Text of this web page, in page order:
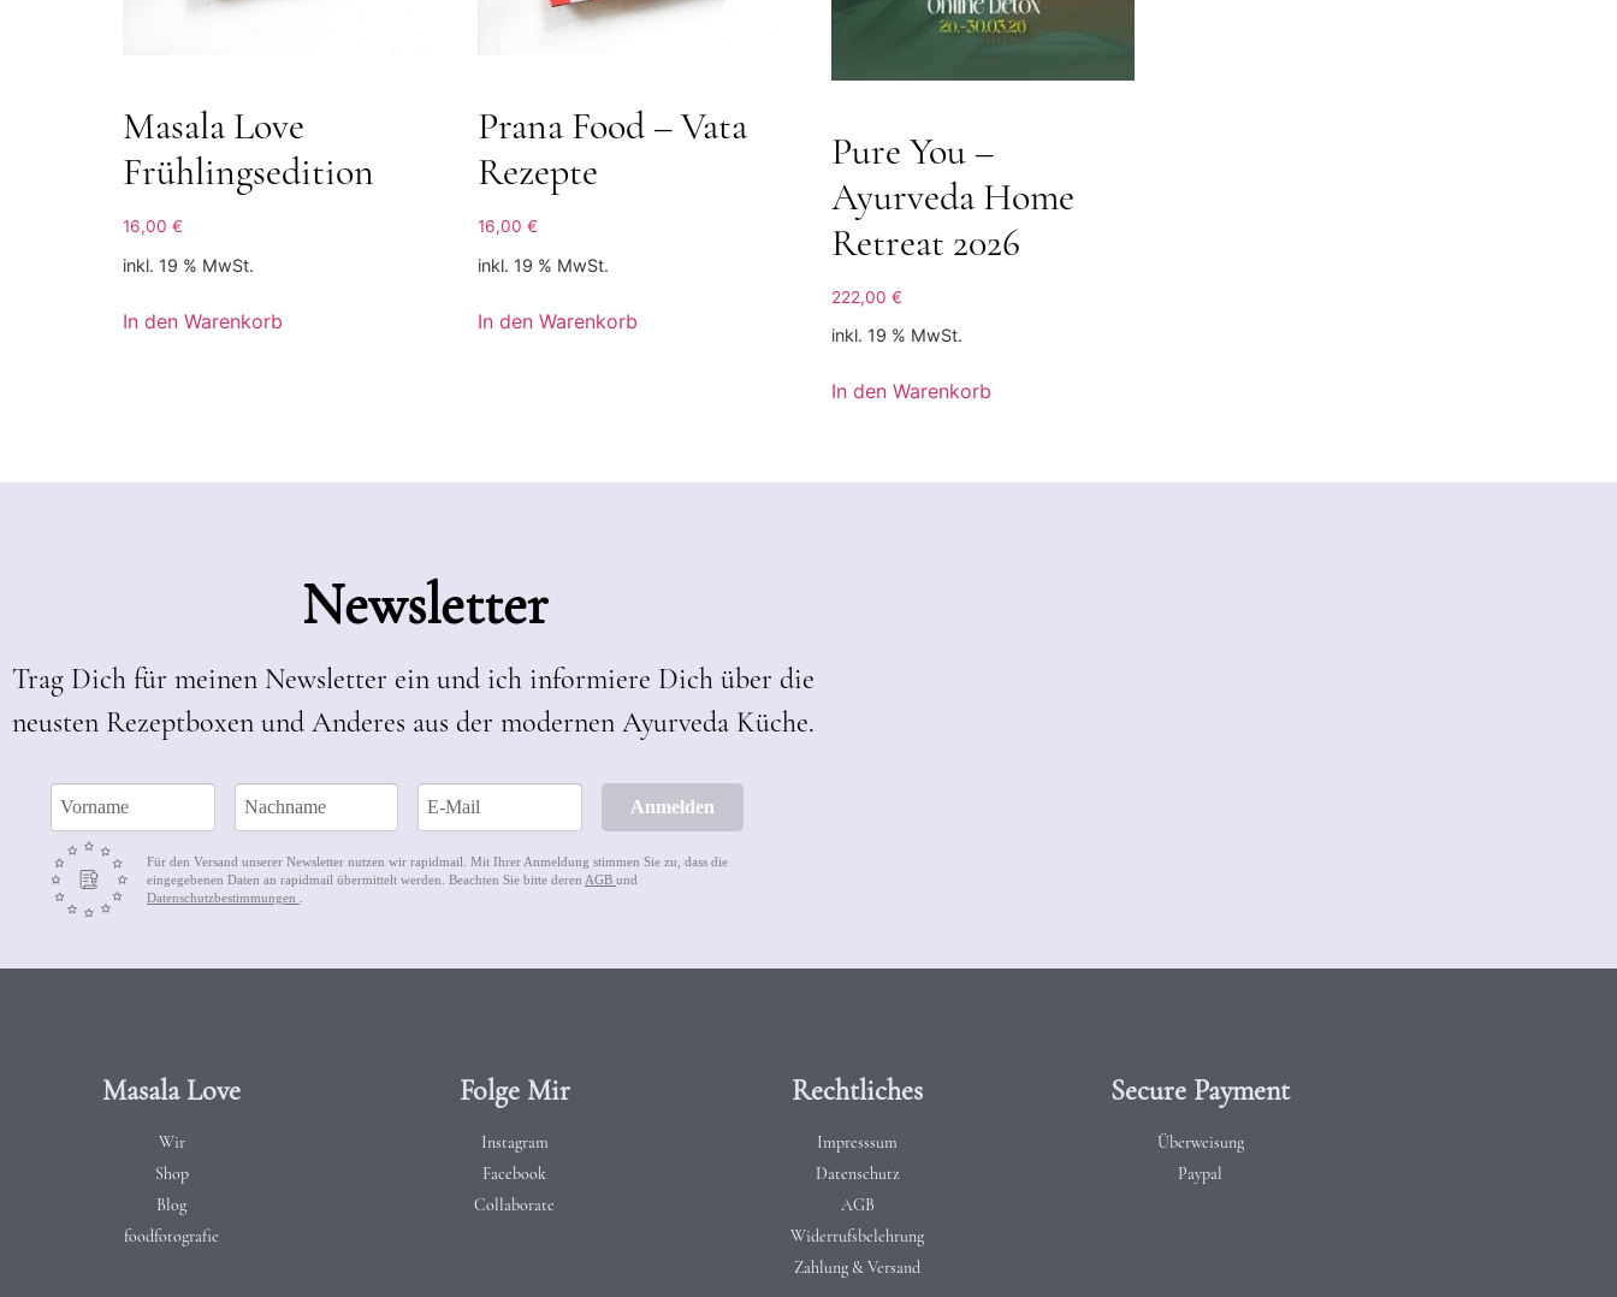
Masala Love
Frühlingsedition
16,00 €
inkl. 19 % MwSt.
In den Warenkorb
Prana Food – Vata
Rezepte
16,00 €
inkl. 19 % MwSt.
In den Warenkorb
Pure You –
Ayurveda Home
Retreat 2026
222,00€
inkl. 19 % MwSt.
In den Warenkorb
Newsletter
Trag Dich für meinen Newsletter ein und ich informiere Dich über die
neusten Rezeptboxen und Anderes aus der modernen Ayurveda Küche.
Anmelden
Für den Versand unserer Newsletter nutzen wir rapidmail. Mit Ihrer Anmeldung stimmen Sie zu, dass die
eingegebenen Daten an rapidmail übermittelt werden. Beachten Sie bitte deren AGB und
Datenschutzbestimmungen
Masala Love
Wir
Shop
Blog
foodfotografie
Folge Mir
Instagram
Facebook
Collaborate
Rechtliches
Impresssum
Datenschutz
AGB
Widerrufsbelehrung
Zahlung & Versand
Secure Payment
Überweisung
Paypal